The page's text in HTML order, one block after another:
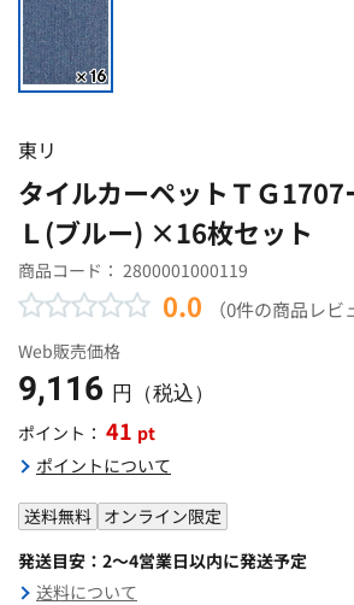
東リ
タイルカーペットＴＧ
Ｌ(ブルー) ×16枚セット
商品コード： 2800001000119
0.0 （0件の商品レビ
Web販売価格
9,116 円（税込）
ポイント： 41 pt
ポイントについて
送料無料 オンライン限定
発送目安：2～4営業日以内に発送予定
送料について